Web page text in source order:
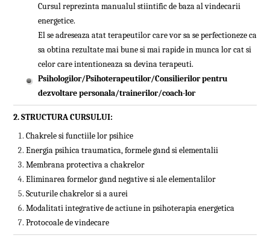
Cursul reprezinta manualul stiintific de baza al vindecarii
energetice.
El se adreseaza atat terapeutilor care vor sa se perfectioneze ca
sa obtina rezultate mai bune si mai rapide in munca lor cat si
celor care intentioneaza sa devina terapeuti.
Psihologilor/Psihoterapeutilor/Consilierilor pentru
dezvoltare personala/trainerilor/coach-lor
2. STRUCTURA CURSULUI:
Chakrele si functiile lor psihice
Energia psihica traumatica, formele gand si elementalii
Membrana protectiva a chakrelor
Eliminarea formelor gand negative si ale elementalilor
Scuturile chakrelor si a aurei
Modalitati integrative de actiune in psihoterapia energetica
Protocoale de vindecare